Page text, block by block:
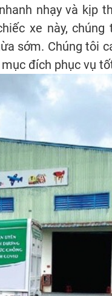
nhạy và kịp
xe này,
sớm. Chúng tôi
đích phục vụ